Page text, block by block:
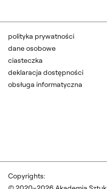
Copyrights:
polityka prywatności
dane osobowe
ciasteczka
deklaracja dostępności
obsługa informatyczna